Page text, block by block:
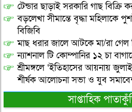
টেন্ডার ছাড়াই সরকারি গাছ বিক্রি
বড়লেখা সীমান্তে বৃদ্ধা মহিলাকে
বিজিবি
মাছ ধরার জালে আটকে মা/রা
ন্যাশনাল টি কোম্পানির ১২ চা
শ্রীমঙ্গলে ‘ইতিহাসের আয়নায় জুলাই
শীর্ষক আলোচনা সভা ও যুব
সাপ্তাহিক